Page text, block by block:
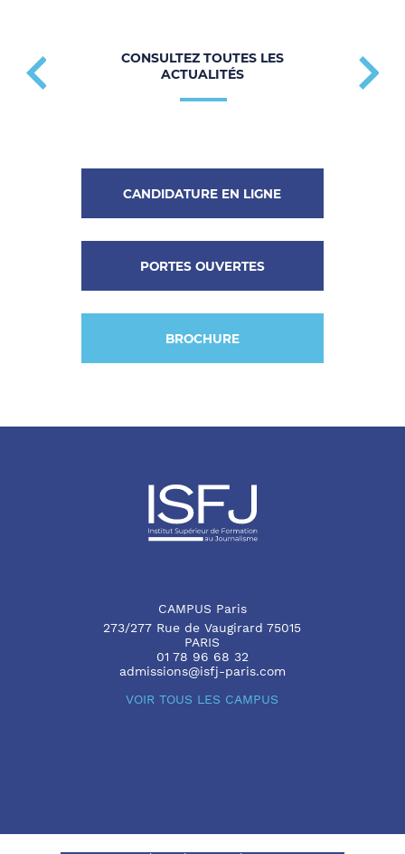
CONSULTEZ TOUTES LES
ACTUALITÉS
CANDIDATURE EN LIGNE
PORTES OUVERTES
BROCHURE
CAMPUS Paris
273/277 Rue de Vaugirard 75015
PARIS
01 78 96 68 32
admissions@isfj-paris.com
VOIR TOUS LES CAMPUS